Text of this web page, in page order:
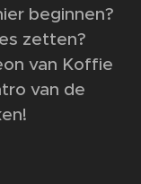
beginnen?
zetten?
van Koffie
van de